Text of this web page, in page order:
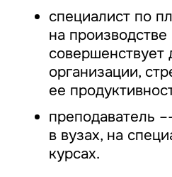
специалист по
на производстве
совершенствует
организации,
ее
преподаватель
в вузах, на
курсах.